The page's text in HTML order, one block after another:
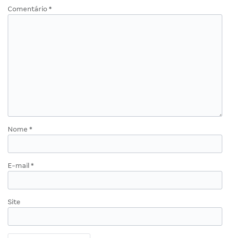
Comentário *
Nome *
E-mail *
Site